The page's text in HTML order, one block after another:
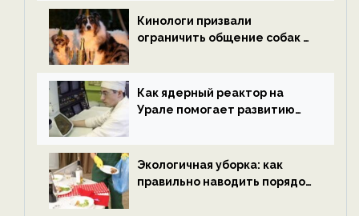
ECOportal
Кинологи призвали
ограничить общение собак с
ECOportal
Как ядерный реактор на
Урале помогает развитию
ECOportal
Экологичная уборка: как
правильно наводить порядок